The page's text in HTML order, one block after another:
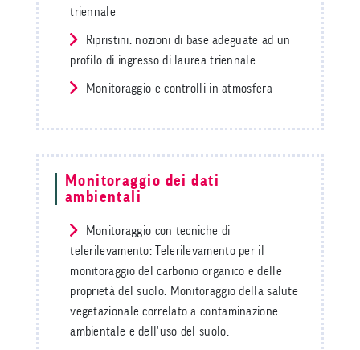
triennale
Ripristini: nozioni di base adeguate ad un
profilo di ingresso di laurea triennale
Monitoraggio e controlli in atmosfera
Monitoraggio dei dati
ambientali
Monitoraggio con tecniche di
telerilevamento: Telerilevamento per il
monitoraggio del carbonio organico e delle
proprietà del suolo. Monitoraggio della salute
vegetazionale correlato a contaminazione
ambientale e dell'uso del suolo.